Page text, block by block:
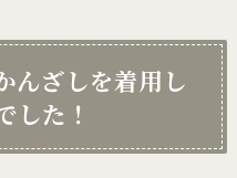
んざしを着用し
した！